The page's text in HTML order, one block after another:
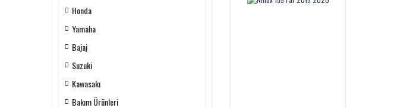
Honda
Yamaha
Bajaj
Suzuki
Kawasakı
Bakım Ürünleri